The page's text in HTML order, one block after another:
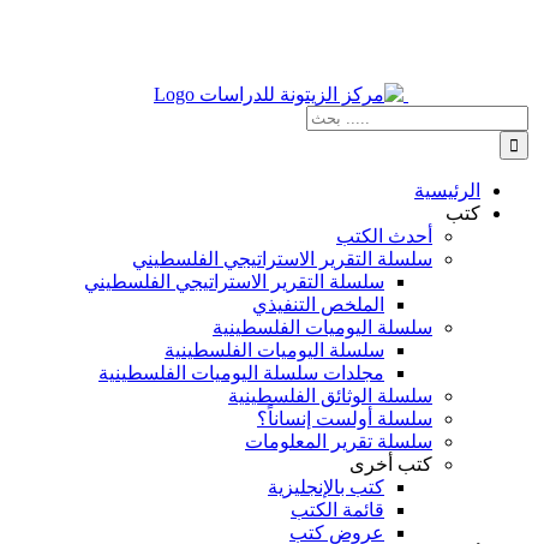
البحث
بالنسبة
الرئيسية
كتب
أحدث الكتب
سلسلة التقرير الاستراتيجي الفلسطيني
سلسلة التقرير الاستراتيجي الفلسطيني
الملخص التنفيذي
سلسلة اليوميات الفلسطينية
سلسلة اليوميات الفلسطينية
مجلدات سلسلة اليوميات الفلسطينية
سلسلة الوثائق الفلسطينية
سلسلة أولست إنساناً؟
سلسلة تقرير المعلومات
كتب أخرى
كتب بالإنجليزية
قائمة الكتب
عروض كتب